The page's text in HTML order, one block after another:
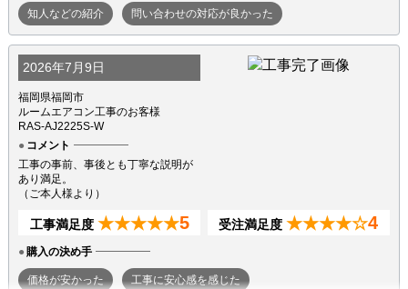
知人などの紹介 問い合わせの対応が良かった
2026年7月9日
福岡県福岡市
ルームエアコン工事のお客様
RAS-AJ2225S-W
コメント
工事の事前、事後とも丁寧な説明が
あり満足。
（ご本人様より）
工事満足度 ★★★★★5 受注満足度 ★★★★☆4
購入の決め手
価格が安かった 工事に安心感を感じた